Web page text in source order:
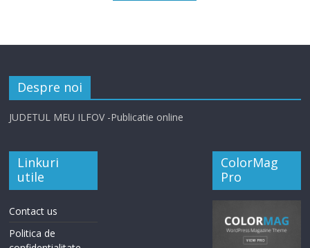
Despre noi
JUDETUL MEU ILFOV -Publicatie online
Linkuri
utile
Contact us
Politica de
ColorMag
Pro